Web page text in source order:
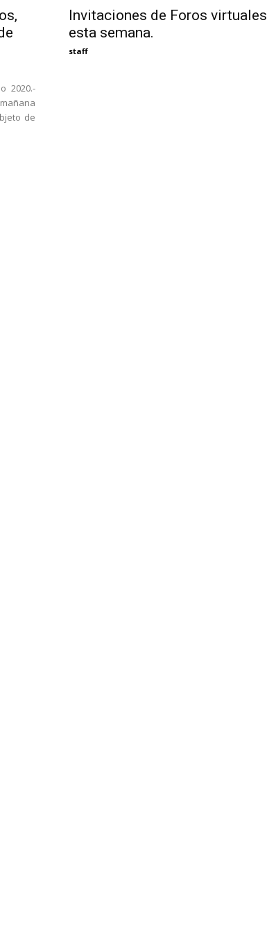
2020.-
de
Invitaciones de Foros virtuales
esta semana.
staff